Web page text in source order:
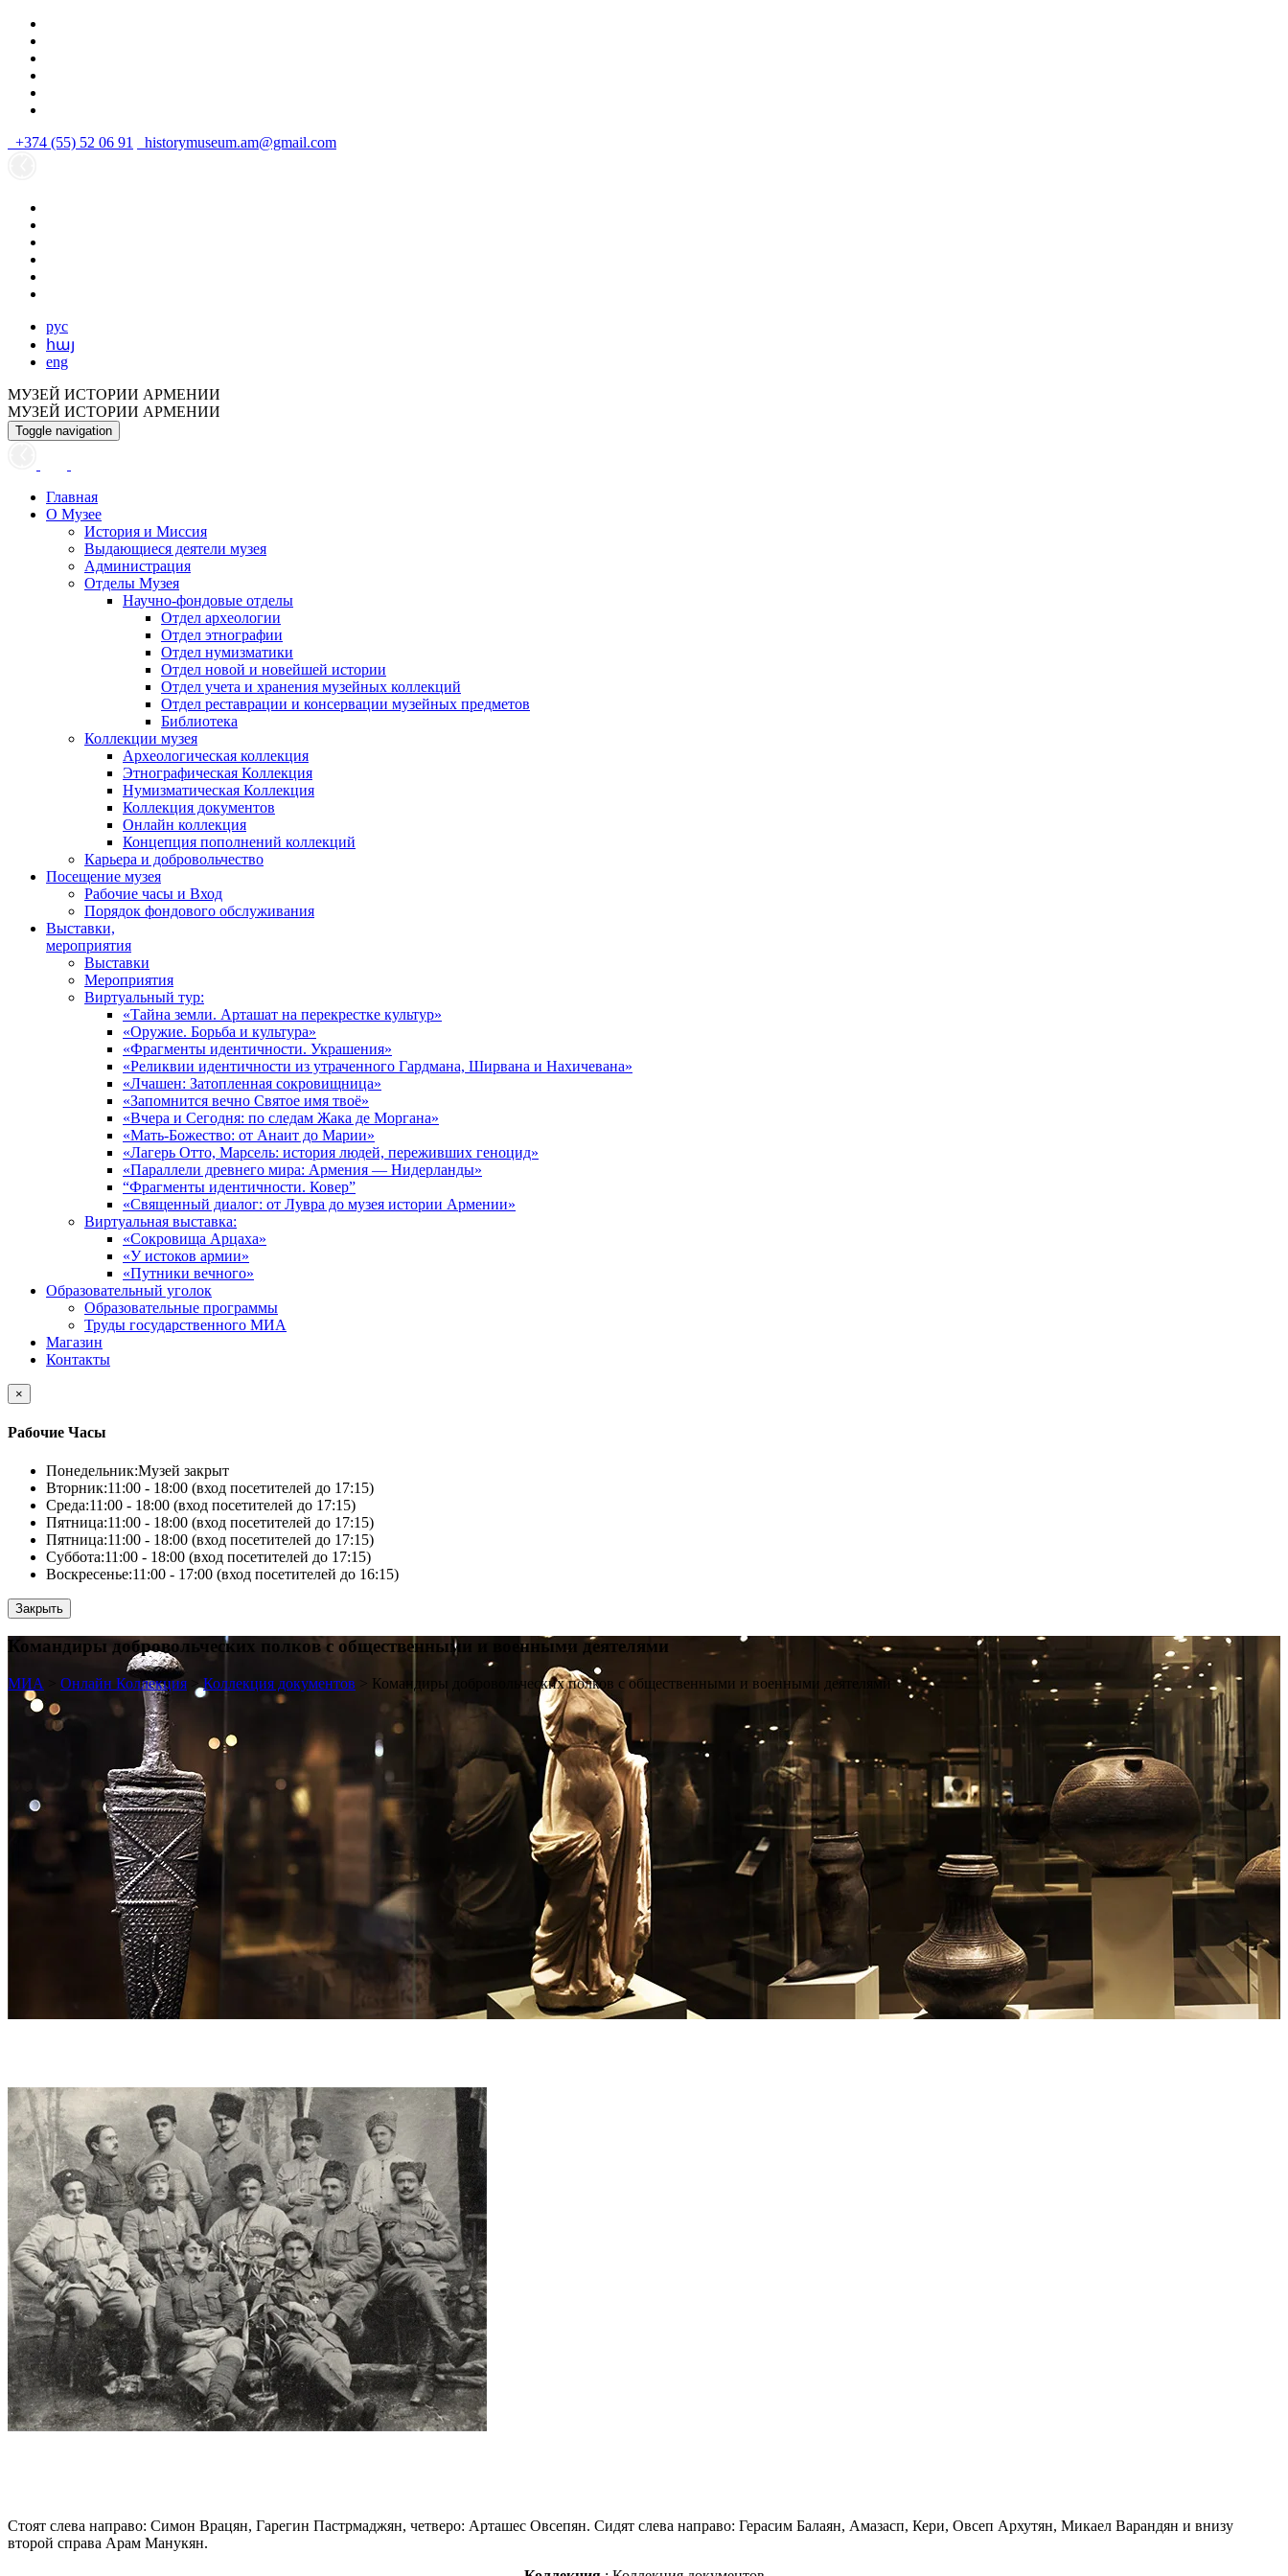
+374 (55) 52 06 91 historymuseum.am@gmail.com
рус
հայ
eng
МУЗЕЙ ИСТОРИИ АРМЕНИИ
МУЗЕЙ ИСТОРИИ АРМЕНИИ
Toggle navigation
Главная
О Музее
История и Миссия
Выдающиеся деятели музея
Администрация
Отделы Музея
Научно-фондовые отделы
Отдел археологии
Отдел этнографии
Отдел нумизматики
Отдел новой и новейшей истории
Отдел учета и хранения музейных коллекций
Отдел реставрации и консервации музейных предметов
Библиотека
Коллекции музея
Археологическая коллекция
Этнографическая Коллекция
Нумизматическая Коллекция
Коллекция документов
Онлайн коллекция
Концепция пополнений коллекций
Карьера и добровольчество
Посещение музея
Рабочие часы и Вход
Порядок фондового обслуживания
Выставки,
мероприятия
Выставки
Мероприятия
Виртуальный тур:
«Тайна земли. Арташат на перекрестке культур»
«Оружие. Борьба и культура»
«Фрагменты идентичности. Украшения»
«Реликвии идентичности из утраченного Гардмана, Ширвана и Нахичевана»
«Лчашен: Затопленная сокровищница»
«Запомнится вечно Святое имя твоё»
«Вчера и Сегодня: по следам Жака де Моргана»
«Мать-Божество: от Анаит до Марии»
«Лагерь Отто, Марсель: история людей, переживших геноцид»
«Параллели древнего мира: Армения — Нидерланды»
“Фрагменты идентичности. Ковер”
«Священный диалог: от Лувра до музея истории Армении»
Виртуальная выставка:
«Сокровища Арцаха»
«У истоков армии»
«Путники вечного»
Образовательный уголок
Образовательные программы
Труды государственного МИА
Магазин
Контакты
×
Рабочие Часы
Понедельник:Музей закрыт
Вторник:11:00 - 18:00 (вход посетителей до 17:15)
Среда:11:00 - 18:00 (вход посетителей до 17:15)
Пятница:11:00 - 18:00 (вход посетителей до 17:15)
Пятница:11:00 - 18:00 (вход посетителей до 17:15)
Суббота:11:00 - 18:00 (вход посетителей до 17:15)
Воскресенье:11:00 - 17:00 (вход посетителей до 16:15)
Закрыть
Командиры добровольческих полков с общественными и военными деятелями
МИА Онлайн Коллекция >Коллекция документов > Командиры добровольческих полков с общественными и военными деятелями
Стоят слева направо: Симон Врацян, Гарегин Пастрмаджян, четверо: Арташес Овсепян. Сидят слева направо: Герасим Балаян, Амазасп, Кери, Овсеп Архутян, Микаел Варандян и внизу
второй справа Арам Манукян.